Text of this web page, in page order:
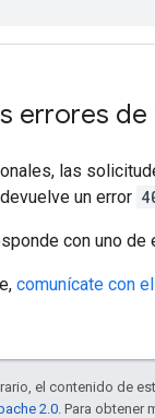
errores de
las
un error
con uno
comunícate con
el contenido de
2.0 . Para